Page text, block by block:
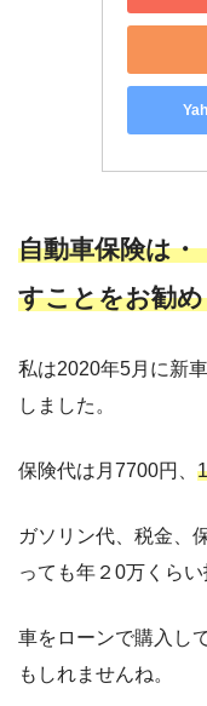
自動車保険は・
すことをお勧
私は2020年5月に新
しました。
保険代は月7700円、
ガソリン代、税金、
っても年２0万くら
車をローンで購入し
もしれませんね。